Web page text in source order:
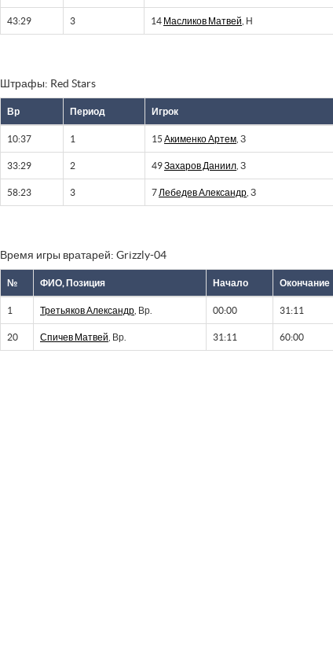
43:29 3 14 Масликов Матвей , Н
Штрафы: Red Stars
Вр Период Игрок
10:37 1 15 Акименко Артем , З
33:29 2 49Захаров Даниил , З
58:23 3 7 Лебедев Александр , З
Время игры вратарей: Grizzly-04
№ ФИО, Позиция Начало Окончание
1 Третьяков Александр , Вр. 00:00 31:11
20 Спичев Матвей , Вр. 31:11 60:00